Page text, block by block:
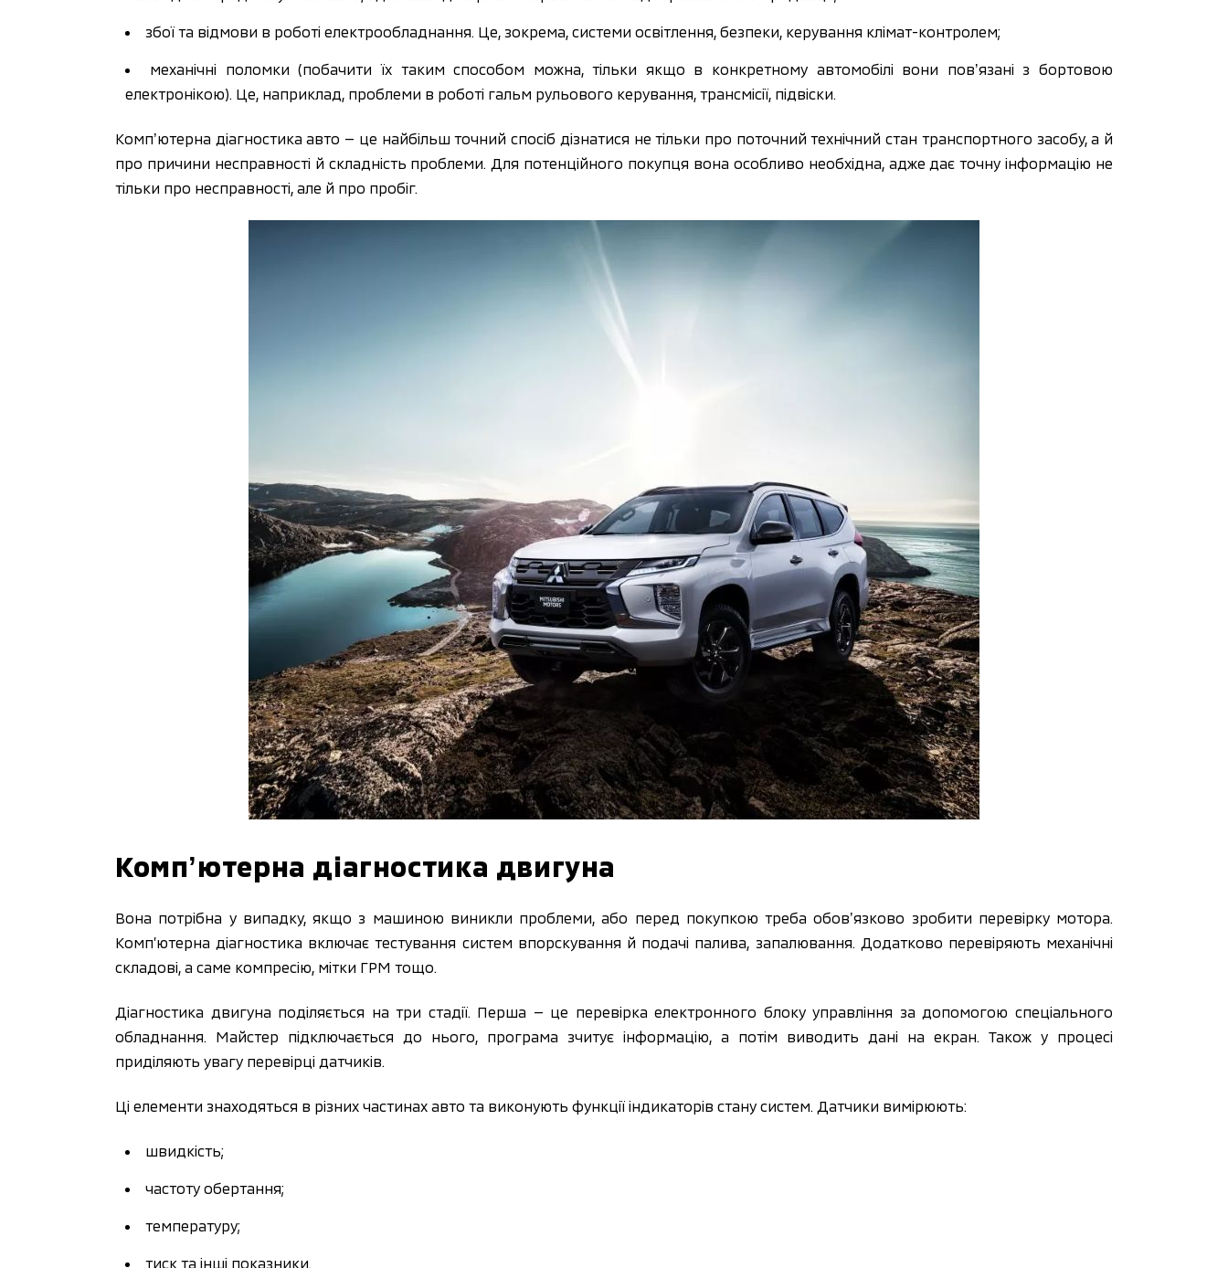
збої та відмови в роботі електрообладнання. Це, зокрема, системи освітлення, безпеки, керування клімат-контролем;
механічні поломки (побачити їх таким способом можна, тільки якщо в конкретному автомобілі вони повʼязані з бортовою
електронікою). Це, наприклад, проблеми в роботі гальм рульового керування, трансмісії, підвіски.
Компʼютерна діагностика авто — це найбільш точний спосіб дізнатися не тільки про поточний технічний стан транспортного засобу, а й
про причини несправності й складність проблеми. Для потенційного покупця вона особливо необхідна, адже дає точну інформацію не
тільки про несправності, але й про пробіг.
Компʼютерна діагностика двигуна
Вона потрібна у випадку, якщо з машиною виникли проблеми, або перед покупкою треба обовʼязково зробити перевірку мотора.
Комп’ютерна діагностика включає тестування систем впорскування й подачі палива, запалювання. Додатково перевіряють механічні
складові, а саме компресію, мітки ГРМ тощо.
Діагностика двигуна поділяється на три стадії. Перша — це перевірка електронного блоку управління за допомогою спеціального
обладнання. Майстер підключається до нього, програма зчитує інформацію, а потім виводить дані на екран. Також у процесі
приділяють увагу перевірці датчиків.
Ці елементи знаходяться в різних частинах авто та виконують функції індикаторів стану систем. Датчики вимірюють:
швидкість;
частоту обертання;
температуру;
тиск та інші показники.